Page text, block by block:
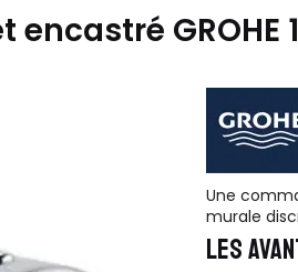
GROHE
Une
murale
LES